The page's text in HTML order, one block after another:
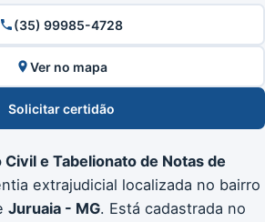
(35) 99985-4728
Ver no mapa
Solicitar certidão
e Tabelionato de Notas de
extrajudicial localizada no bairro
Juruaia - MG. Está cadastrada no